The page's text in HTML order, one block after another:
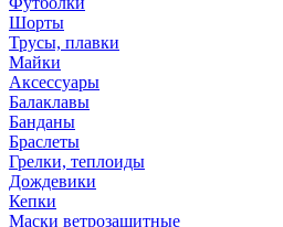
Шорты
Трусы, плавки
Майки
Аксессуары
Балаклавы
Банданы
Браслеты
Грелки, теплоиды
Дождевики
Кепки
Маски ветрозащитные